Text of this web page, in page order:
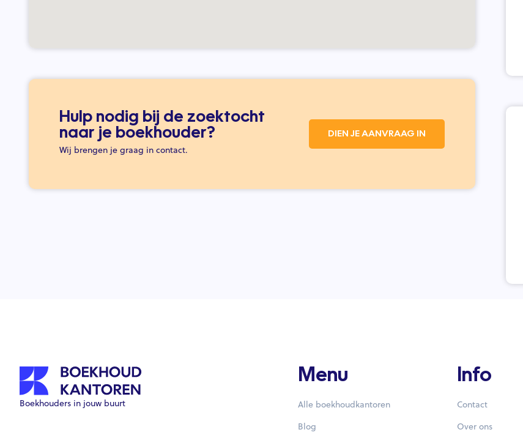
Hulp nodig bij de zoektocht
naar je boekhouder?
Wij brengen je graag in contact.
DIEN JE AANVRAAG IN
Boekhouders in jouw buurt
Menu
Alle boekhoudkantoren
Blog
Info
Contact
Over ons